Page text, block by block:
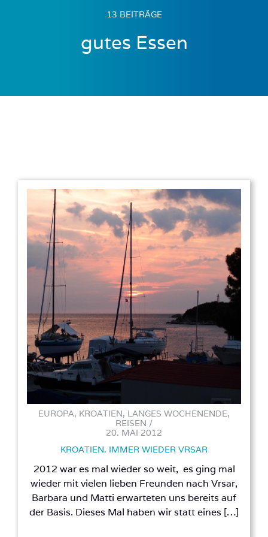
13 BEITRÄGE
gutes Essen
EUROPA, KROATIEN, LANGES WOCHENENDE,
REISEN /
20. MAI 2012
KROATIEN. IMMER WIEDER VRSAR
2012 war es mal wieder so weit, es ging mal
wieder mit vielen lieben Freunden nach Vrsar,
Barbara und Matti erwarteten uns bereits auf
der Basis. Dieses Mal haben wir statt eines […]